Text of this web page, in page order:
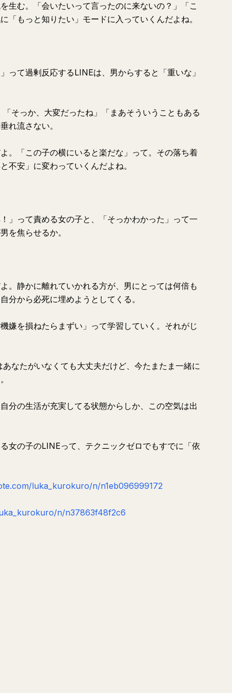
生む。「会いたいって言ったのに来ないの？」「こ
「もっと知りたい」モードに入っていくんだよね。
って過剰反応するLINEは、男からすると「重いな」
そっか、大変だったね」「まあそういうこともある
れ流さない。
。「この子の横にいると楽だな」って。その落ち着
不安」に変わっていくんだよね。
」って責める女の子と、「そっかわかった」って一
を焦らせるか。
。静かに離れていかれる方が、男にとっては何倍も
分から必死に埋めようとしてくる。
嫌を損ねたらまずい」って学習していく。それがじ
なたがいなくても大丈夫だけど、今たまたま一緒に
分の生活が充実してる状態からしか、この空気は出
女の子のLINEって、テクニックゼロでもすでに「依
luka_kurokuro/n/n1eb096999172
n/n37863f48f2c6